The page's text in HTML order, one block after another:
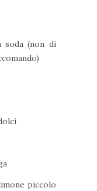
(non di
piccolo